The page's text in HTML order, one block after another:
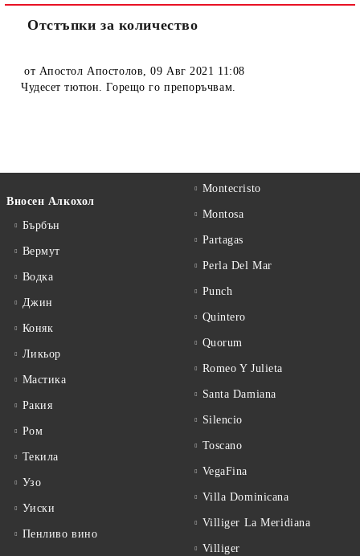
Отстъпки за количество
от Апостол Апостолов,09 Авг 2021 11:08
Чудесет тютюн. Горещо го препоръчвам.
Вносен Алкохол
Бърбън
Вермут
Водка
Джин
Коняк
Ликьор
Мастика
Ракия
Ром
Текила
Узо
Уиски
Пенливо вино
Montecristo
Montosa
Partagas
Perla Del Mar
Punch
Quintero
Quorum
Romeo Y Julieta
Santa Damiana
Silencio
Toscano
VegaFina
Villa Dominicana
Villiger La Meridiana
Villiger